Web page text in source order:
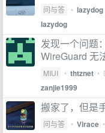
问与答 • lazydog
lazydog
发现一个问题
WireGuard 无
MIUI • thtznet •
zanjie1999
搬家了，但是
问与答 • Virace •